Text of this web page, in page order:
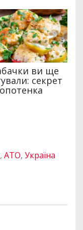
, АТО, Україна